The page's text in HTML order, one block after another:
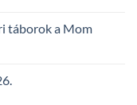
táborok a Mom